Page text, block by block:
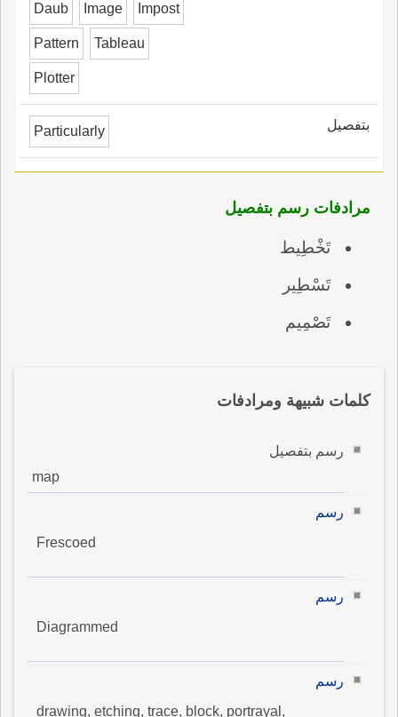
Daub Image Impost
Pattern Tableau
Plotter
بتفصيل Particularly
مرادفات رسم بتفصيل
تَخْطِيط
تَسْطِير
تَصْمِيم
كلمات شبيهة ومرادفات
رسم بتفصيل
map
رسم
Frescoed
رسم
Diagrammed
رسم
drawing, etching, trace, block, portrayal,